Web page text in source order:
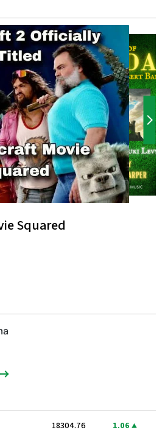
Squared
18304.76 1.06